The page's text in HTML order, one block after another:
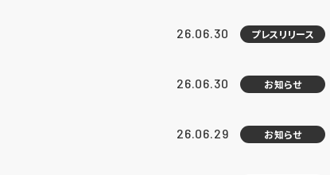
26.06.30 プレスリリース
26.06.30 お知らせ
26.06.29 お知らせ